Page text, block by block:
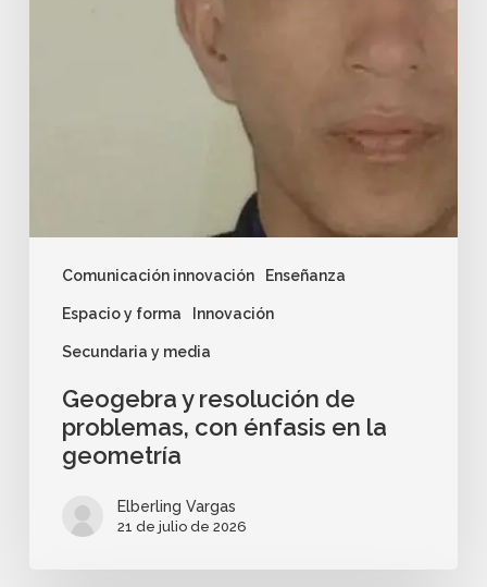
Comunicación innovación Enseñanza
Espacio y forma Innovación
Secundaria y media
Geogebra y resolución de
problemas, con énfasis en la
geometría
Elberling Vargas
21 de julio de 2026